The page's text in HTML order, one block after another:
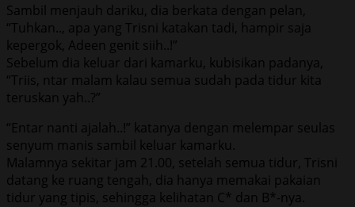
Sambil menjauh dariku, dia berkata dengan pelan,
“Tuhkan.., apa yang Trisni katakan tadi, hampir saja
kepergok, Adeen genit siih..!”
Sebelum dia keluar dari kamarku, kubisikan padanya,
“Triis, ntar malam kalau semua sudah pada tidur kita
teruskan yah..?”
“Entar nanti ajalah..!” katanya dengan melempar seulas
senyum manis sambil keluar kamarku.
Malamnya sekitar jam 21.00, setelah semua tidur, Trisni
datang ke ruang tengah, dia hanya memakai pakaian
tidur yang tipis, sehingga kelihatan C* dan B*-nya.